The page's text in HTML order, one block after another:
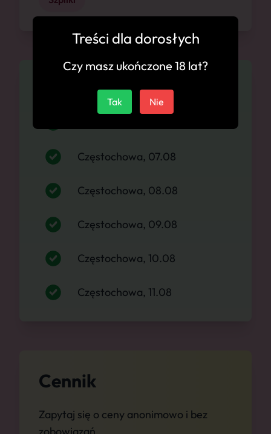
Dostępność
Częstochowa, 07.08
Częstochowa, 08.08
Częstochowa, 09.08
Częstochowa, 10.08
Częstochowa, 11.08
Cennik
Zapytaj się o ceny anonimowo i bez
Treści dla dorosłych
Czy masz ukończone 18 lat?
Tak Nie